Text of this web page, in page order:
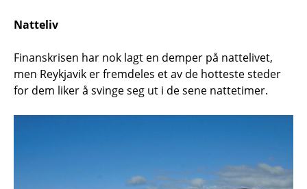
Natteliv
Finanskrisen har nok lagt en demper på nattelivet,
men Reykjavik er fremdeles et av de hotteste steder
for dem liker å svinge seg ut i de sene nattetimer.